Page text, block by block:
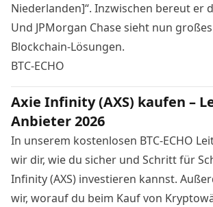
Niederlanden]“. Inzwischen bereut er
Und JPMorgan Chase sieht nun
Blockchain-Lösungen.
BTC-ECHO
Axie Infinity (AXS) kaufen –
Anbieter 2026
In unserem kostenlosen BTC-ECHO
wir dir, wie du sicher und Schritt für
Infinity (AXS) investieren kannst.
wir, worauf du beim Kauf von